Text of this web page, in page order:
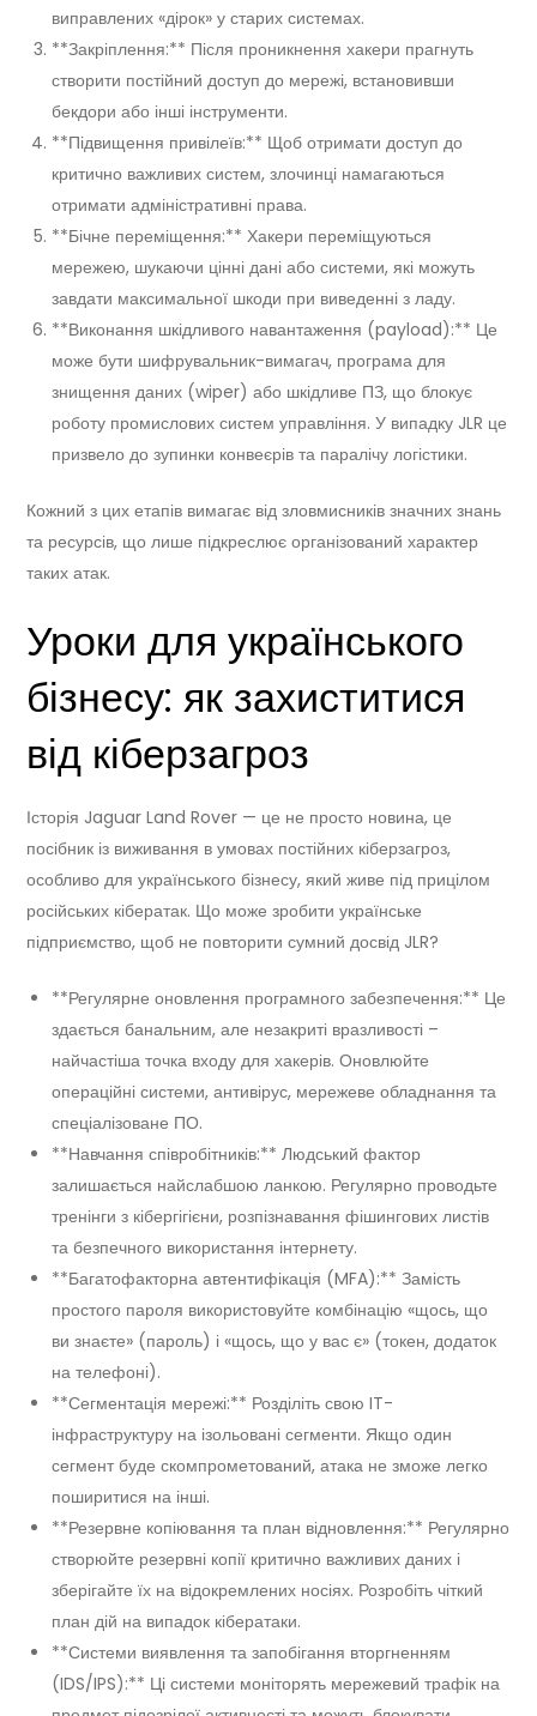
виправлених «дірок» у старих системах.
**Закріплення:** Після проникнення хакери прагнуть
створити постійний доступ до мережі, встановивши
бекдори або інші інструменти.
**Підвищення привілеїв:** Щоб отримати доступ до
критично важливих систем, злочинці намагаються
отримати адміністративні права.
**Бічне переміщення:** Хакери переміщуються
мережею, шукаючи цінні дані або системи, які можуть
завдати максимальної шкоди при виведенні з ладу.
**Виконання шкідливого навантаження (payload):** Це
може бути шифрувальник-вимагач, програма для
знищення даних (wiper) або шкідливе ПЗ, що блокує
роботу промислових систем управління. У випадку JLR це
призвело до зупинки конвеєрів та паралічу логістики.
Кожний з цих етапів вимагає від зловмисників значних знань
та ресурсів, що лише підкреслює організований характер
таких атак.
Уроки для українського
бізнесу: як захиститися
від кіберзагроз
Історія Jaguar Land Rover — це не просто новина, це
посібник із виживання в умовах постійних кіберзагроз,
особливо для українського бізнесу, який живе під прицілом
російських кібератак. Що може зробити українське
підприємство, щоб не повторити сумний досвід JLR?
**Регулярне оновлення програмного забезпечення:** Це
здається банальним, але незакриті вразливості –
найчастіша точка входу для хакерів. Оновлюйте
операційні системи, антивірус, мережеве обладнання та
спеціалізоване ПО.
**Навчання співробітників:** Людський фактор
залишається найслабшою ланкою. Регулярно проводьте
тренінги з кібергігієни, розпізнавання фішингових листів
та безпечного використання інтернету.
**Багатофакторна автентифікація (MFA):** Замість
простого пароля використовуйте комбінацію «щось, що
ви знаєте» (пароль) і «щось, що у вас є» (токен, додаток
на телефоні).
**Сегментація мережі:** Розділіть свою IT-
інфраструктуру на ізольовані сегменти. Якщо один
сегмент буде скомпрометований, атака не зможе легко
поширитися на інші.
**Резервне копіювання та план відновлення:** Регулярно
створюйте резервні копії критично важливих даних і
зберігайте їх на відокремлених носіях. Розробіть чіткий
план дій на випадок кібератаки.
**Системи виявлення та запобігання вторгненням
(IDS/IPS):** Ці системи моніторять мережевий трафік на